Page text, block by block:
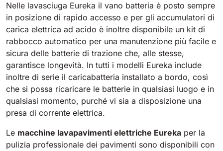
Nelle lavasciuga Eureka il vano batteria è posto sempre
in posizione di rapido accesso e per gli accumulatori di
carica elettrica ad acido è inoltre disponibile un kit di
rabbocco automatico per una manutenzione più facile e
sicura delle batterie di trazione che, alle stesse,
garantisce longevità. In tutti i modelli Eureka include
inoltre di serie il caricabatteria installato a bordo, così
che si possa ricaricare le batterie in qualsiasi luogo e in
qualsiasi momento, purché vi sia a disposizione una
presa di corrente elettrica.
Le macchine lavapavimenti elettriche Eureka per la
pulizia professionale dei pavimenti sono disponibili con